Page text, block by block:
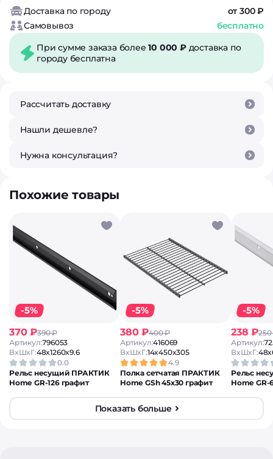
Доставка по городу
от 300 ₽
Самовывоз
бесплатно
При сумме заказа более10 000 ₽доставка по
городу бесплатна
Рассчитать доставку
Нашли дешевле?
Нужна консультация?
Похожие товары
-5%
370 ₽390 ₽
Артикул:796053
ВxШxГ:48x1260x9.6
0.0
Рельс несущий ПРАКТИК
Home GR-126 графит
-5%
380 ₽400 ₽
Артикул:416069
ВxШxГ:14x450x305
4.9
Полка сетчатая ПРАКТИК
Home GSh 45х30 графит
-5%
238 ₽
Артикул:
ВxШxГ:
Рельс
Home
Показать больше